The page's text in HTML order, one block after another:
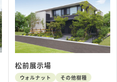
松前展示場
ウォルナット
その他樹種